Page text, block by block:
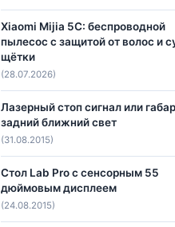
Xiaomi Mijia 5C: беспроводной
пылесос с защитой от волос и
щётки
(28.07.2026)
Лазерный стоп сигнал или
задний ближний свет
(31.08.2015)
Стол Lab Pro с сенсорным 55
дюймовым дисплеем
(24.08.2015)